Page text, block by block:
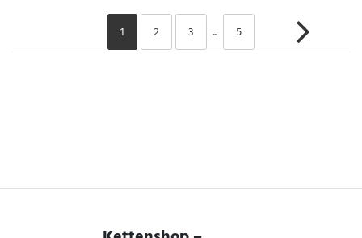
1 2 3 ... 5